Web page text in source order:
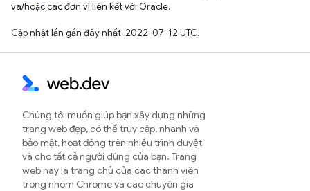
và/hoặc các đơn vị liên kết với Oracle.
Cập nhật lần gần đây nhất: 2022-07-12 UTC.
Chúng tôi muốn giúp bạn xây dựng những
trang web đẹp, có thể truy cập, nhanh và
bảo mật, hoạt động trên nhiều trình duyệt
và cho tất cả người dùng của bạn. Trang
web này là trang chủ của các thành viên
trong nhóm Chrome và các chuyên gia